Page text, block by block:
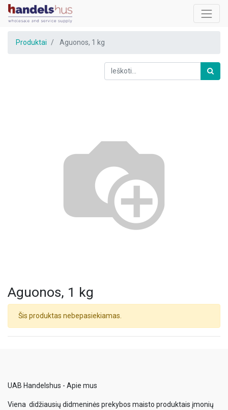
Produktai Aguonos, 1 kg
Aguonos, 1 kg
Šis produktas nebepasiekiamas.
UAB Handelshus - Apie mus
Viena didžiausių didmeninės prekybos maisto produktais įmonių